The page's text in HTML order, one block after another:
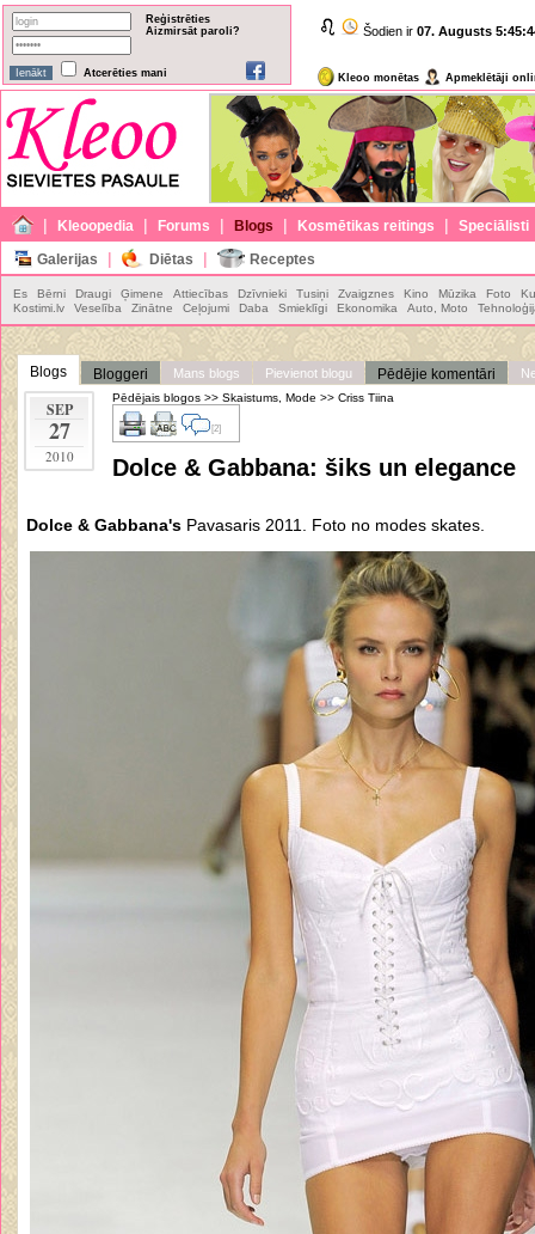
Reģistrēties
Aizmirsāt paroli?
Atcerēties mani
Šodien ir 07. Augusts
Kleoo monētas Apmeklētāji
| Kleoopedia | Forums | Blogs | Kosmētikas reitings | Speciālisti
Galerijas | Diētas | Receptes
Es Bērni Draugi Ģimene Attiecības Dzīvnieki Tusiņi Zvaigznes Kino Mūzika Foto
Kostimi.lv
Veselība Zinātne Ceļojumi Daba Smieklīgi Ekonomika Auto, Moto
Blogs Bloggeri Mans blogs Pievienot blogu Pēdējie komentāri
SEP
27
2010
Pēdējais blogos >> Skaistums, Mode >> Criss Tiina
[2]
Dolce & Gabbana: šiks un elegance
Dolce & Gabbana's Pavasaris 2011. Foto no modes skates.